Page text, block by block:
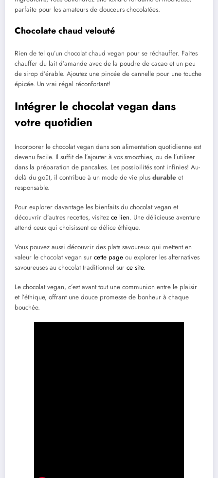
parfaite pour les amateurs de douceurs chocolatées.
Chocolate chaud velouté
Rien de tel qu’un chocolat chaud vegan pour se réchauffer. Faites
chauffer du lait d’amande avec de la poudre de cacao et un peu
de sirop d’érable. Ajoutez une pincée de cannelle pour une touche
épicée. Un vrai régal réconfortant!
Intégrer le chocolat vegan dans
votre quotidien
Incorporer le chocolat vegan dans son alimentation quotidienne est
devenu facile. Il suffit de l’ajouter à vos smoothies, ou de l’utiliser
dans la préparation de pancakes. Les possibilités sont infinies! Au-
delà du goût, il contribue à un mode de vie plus durable et
responsable.
Pour explorer davantage les bienfaits du chocolat vegan et
découvrir d’autres recettes, visitez ce lien. Une délicieuse aventure
attend ceux qui choisissent ce délice éthique.
Vous pouvez aussi découvrir des plats savoureux qui mettent en
valeur le chocolat vegan sur cette page ou explorer les alternatives
savoureuses au chocolat traditionnel sur ce site.
Le chocolat vegan, c’est avant tout une communion entre le plaisir
et l’éthique, offrant une douce promesse de bonheur à chaque
bouchée.